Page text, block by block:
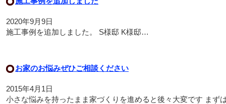
2020年9月9日
施工事例を追加しました。 S様邸 K様邸…
お家のお悩みぜひご相談ください
2015年4月1日
小さな悩みを持ったまま家づくりを進めると後々大変です ま